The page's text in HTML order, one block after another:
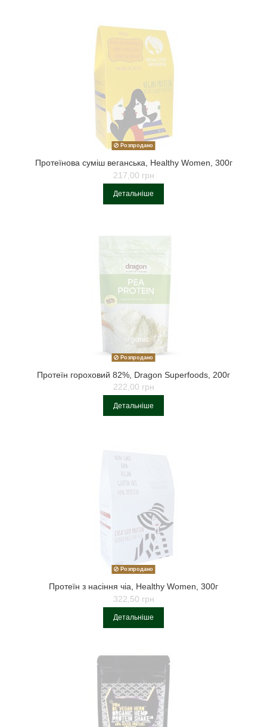
Розпродано
Протеїнова суміш веганська, Healthy Women, 300г
217,00 грн
Детальніше
Розпродано
Протеїн гороховий 82%, Dragon Superfoods, 200г
222,00 грн
Детальніше
Розпродано
Протеїн з насіння чіа, Healthy Women, 300г
322,50 грн
Детальніше